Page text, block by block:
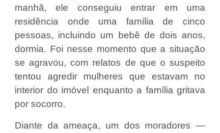
manhã, ele conseguiu entrar em uma
residência onde uma família de cinco
pessoas, incluindo um bebê de dois anos,
dormia. Foi nesse momento que a situação
se agravou, com relatos de que o suspeito
tentou agredir mulheres que estavam no
interior do imóvel enquanto a família gritava
por socorro.
Diante da ameaça, um dos moradores —